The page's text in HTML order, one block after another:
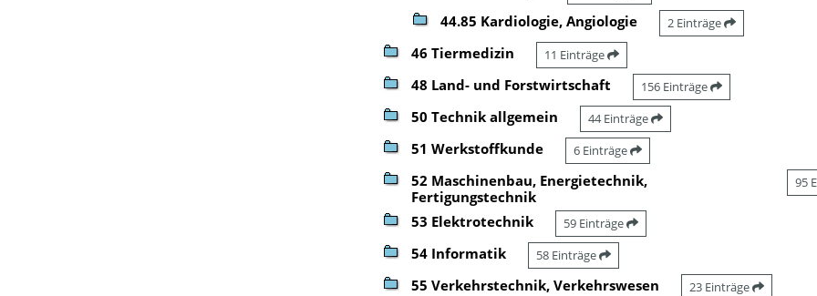
44.85 Kardiologie, Angiologie 2 Einträge
46 Tiermedizin 11 Einträge
48 Land- und Forstwirtschaft 156 Einträge
50 Technik allgemein 44 Einträge
51 Werkstoffkunde 6 Einträge
52 Maschinenbau, Energietechnik,
Fertigungstechnik
95
53 Elektrotechnik 59 Einträge
54 Informatik 58 Einträge
55 Verkehrstechnik, Verkehrswesen 23 Einträge